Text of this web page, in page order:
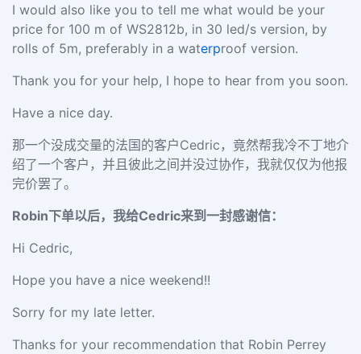
I would also like you to tell me what would be your
price for 100 m of WS2812b, in 30 led/s version, by
rolls of 5m, preferably in a waterproof version.
Thank you for your help, I hope to hear from you soon.
Have a nice day.
那一个没成交量的法国的客户Cedric，竟然帮我冷不丁地介
绍了一个客户，并且彼此之间并没过协作，我就仅仅为他报
完价罢了。
Robin下单以后，我给Cedric来到一封感谢信：
Hi Cedric,
Hope you have a nice weekend!!
Sorry for my late letter.
Thanks for your recommendation that Robin Perrey